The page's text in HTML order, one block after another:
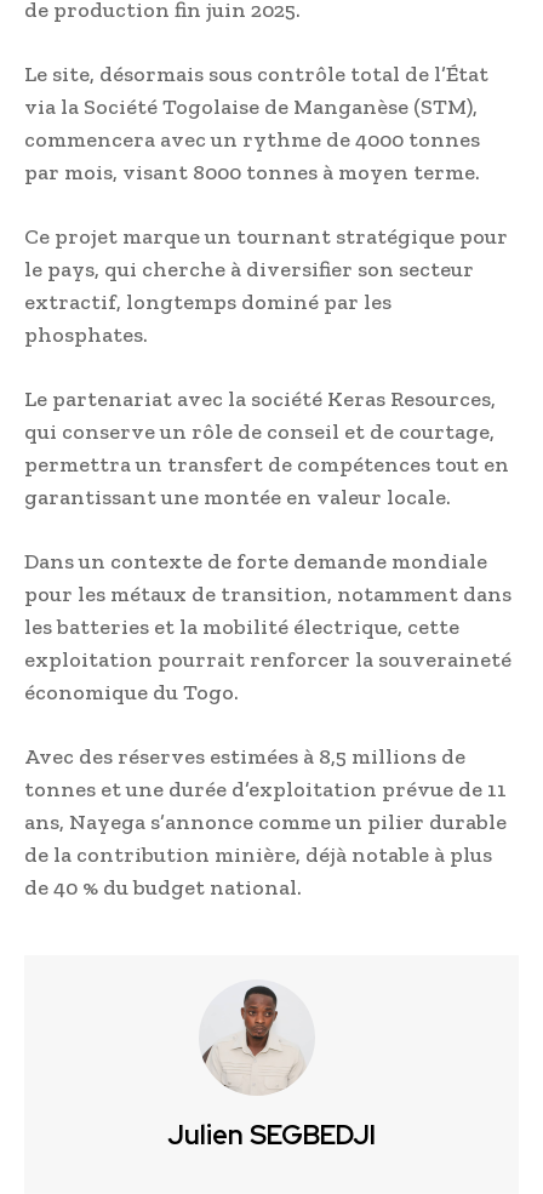
de production fin juin 2025.
Le site, désormais sous contrôle total de l’État
via la Société Togolaise de Manganèse (STM),
commencera avec un rythme de 4000 tonnes
par mois, visant 8000 tonnes à moyen terme.
Ce projet marque un tournant stratégique pour
le pays, qui cherche à diversifier son secteur
extractif, longtemps dominé par les
phosphates.
Le partenariat avec la société Keras Resources,
qui conserve un rôle de conseil et de courtage,
permettra un transfert de compétences tout en
garantissant une montée en valeur locale.
Dans un contexte de forte demande mondiale
pour les métaux de transition, notamment dans
les batteries et la mobilité électrique, cette
exploitation pourrait renforcer la souveraineté
économique du Togo.
Avec des réserves estimées à 8,5 millions de
tonnes et une durée d’exploitation prévue de 11
ans, Nayega s’annonce comme un pilier durable
de la contribution minière, déjà notable à plus
de 40 % du budget national.
Julien SEGBEDJI